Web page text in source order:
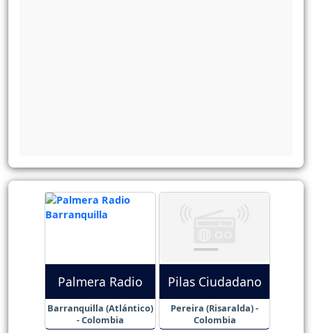
Palmera Radio
Barranquilla (Atlántico)
- Colombia
Pilas Ciudadano
Pereira (Risaralda) -
Colombia